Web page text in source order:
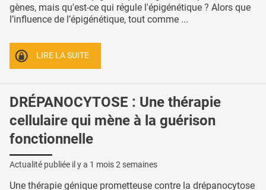
gènes, mais qu'est-ce qui régule l'épigénétique ? Alors que
l’influence de l’épigénétique, tout comme ...
LIRE LA SUITE
DRÉPANOCYTOSE : Une thérapie
cellulaire qui mène à la guérison
fonctionnelle
Actualité publiée il y a 1 mois 2 semaines
Une thérapie génique prometteuse contre la drépanocytose